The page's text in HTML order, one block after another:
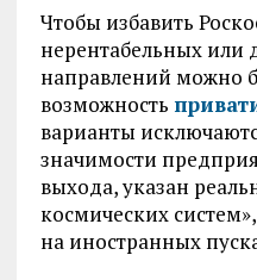
Чтобы избавить
нерентабельных
направлений можно
возможность
варианты
значимости
выхода, указан
космических
на иностранных